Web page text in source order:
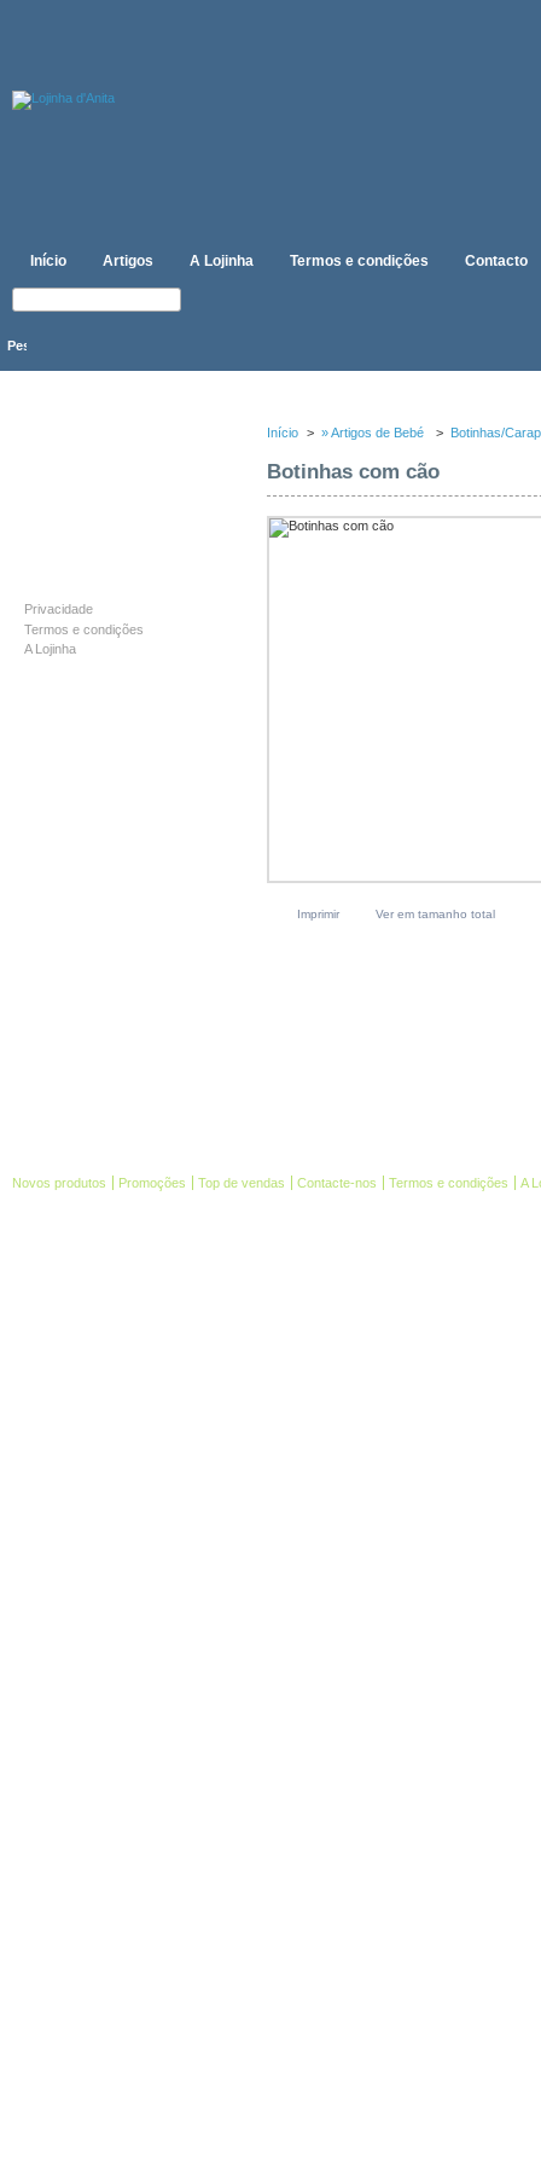
Início Artigos A Lojinha Termos e condições Contacto
Privacidade
Termos e condições
A Lojinha
Início > » Artigos de Bebé > Botinhas/
Botinhas com cão
Imprimir Ver em tamanho total
Novos produtos Promoções Top de vendas Contacte-nos Termos e condições A